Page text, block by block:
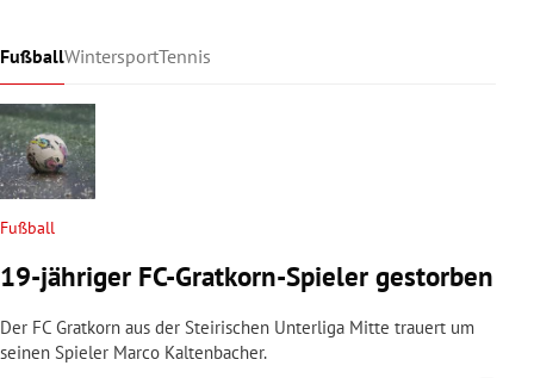
FußballWintersportTennis
Fußball
19-jähriger FC-Gratkorn-Spieler gestorben
Der FC Gratkorn aus der Steirischen Unterliga Mitte trauert um
seinen Spieler Marco Kaltenbacher.